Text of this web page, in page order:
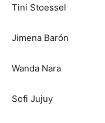
Tini Stoessel
Jimena Barón
Wanda Nara
Sofi Jujuy